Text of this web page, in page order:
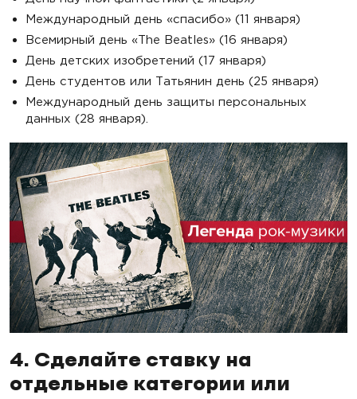
Международный день «спасибо» (11 января)
Всемирный день «The Beatles» (16 января)
День детских изобретений (17 января)
День студентов или Татьянин день (25 января)
Международный день защиты персональных
данных (28 января).
4. Сделайте ставку на
отдельные категории или